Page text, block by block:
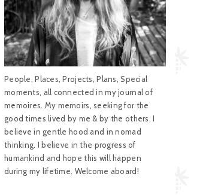
People, Places, Projects, Plans, Special
moments, all connected in my journal of
memoires. My memoirs, seeking for the
good times lived by me & by the others. I
believe in gentle hood and in nomad
thinking. I believe in the progress of
humankind and hope this will happen
during my lifetime. Welcome aboard!